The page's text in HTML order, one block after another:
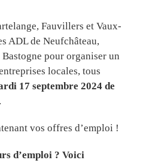
Fauvillers et Vaux-
ADL de Neufchâteau,
pour organiser un
locales, tous
17 septembre 2024 de
vos offres d’emploi !
d’emploi ? Voici